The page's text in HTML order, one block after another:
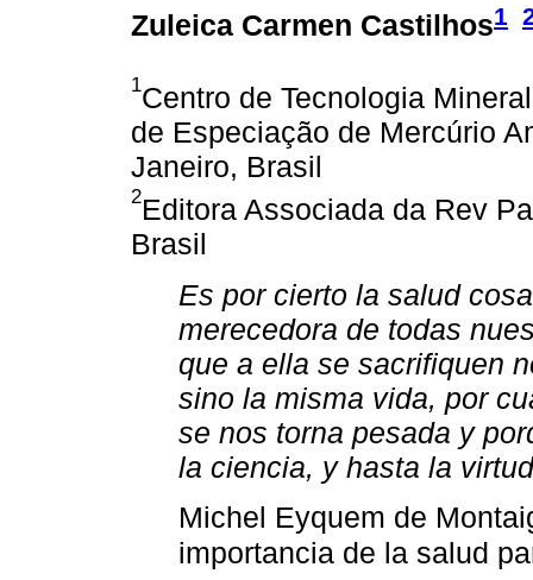
Zuleica Carmen Castilhos1
1Centro de Tecnologia
de Especiação de Mercúrio
Janeiro, Brasil
2Editora Associada da Rev
Brasil
Es por cierto la salud
merecedora de todas
que a ella se sacrifiquen
sino la misma vida, por
se nos torna pesada y
la ciencia, y hasta la
Michel Eyquem de
importancia de la salud